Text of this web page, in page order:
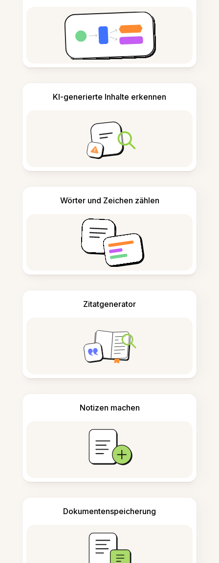
KI-generierte Inhalte erkennen
Wörter und Zeichen zählen
Zitatgenerator
Notizen machen
Dokumentenspeicherung